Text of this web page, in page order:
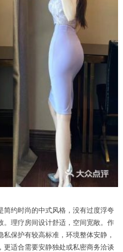
约时尚的中式风格，没有过度浮夸
。理疗房间设计舒适，空间宽敞。作
保护有较高标准，环境整体安静，
更适合需要安静独处或私密商务洽谈